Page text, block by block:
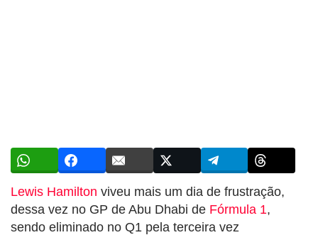
Lewis Hamilton viveu mais um dia de frustração,
dessa vez no GP de Abu Dhabi de Fórmula 1,
sendo eliminado no Q1 pela terceira vez